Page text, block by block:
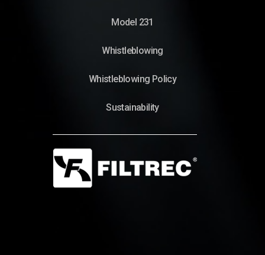
Model 231
Whistleblowing
Whistleblowing Policy
Sustainability